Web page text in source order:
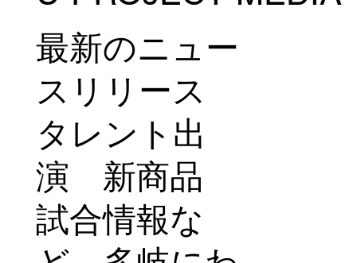
U-PROJECT MEDIA
最新のニュー
スリリース